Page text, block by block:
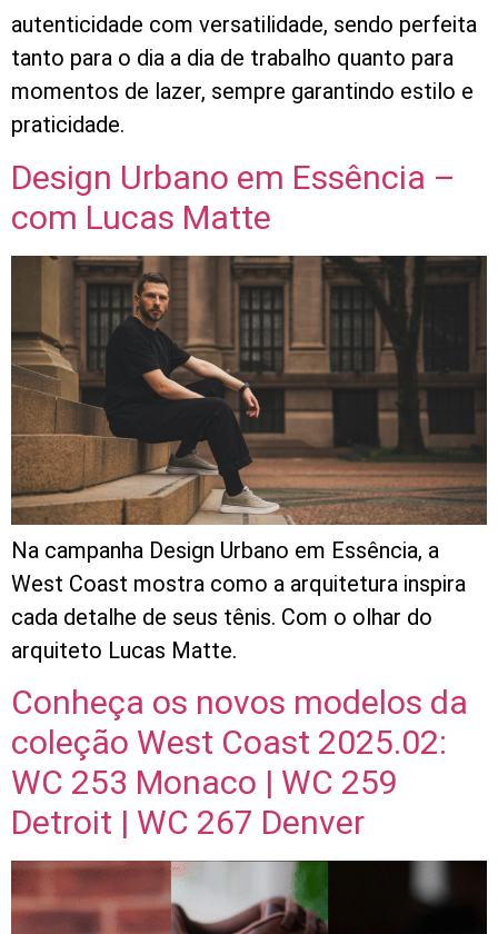
autenticidade com versatilidade, sendo perfeita
tanto para o dia a dia de trabalho quanto para
momentos de lazer, sempre garantindo estilo e
praticidade.
Design Urbano em Essência –
com Lucas Matte
Na campanha Design Urbano em Essência, a
West Coast mostra como a arquitetura inspira
cada detalhe de seus tênis. Com o olhar do
arquiteto Lucas Matte.
Conheça os novos modelos da
coleção West Coast 2025.02:
WC 253 Monaco | WC 259
Detroit | WC 267 Denver